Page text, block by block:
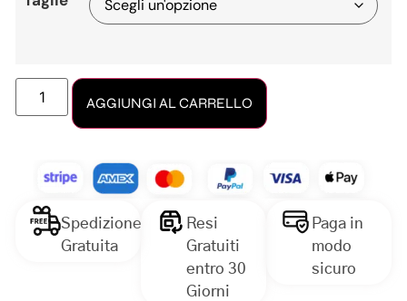
AGGIUNGI AL CARRELLO
Spedizione
Gratuita
Resi
Gratuiti
entro 30
Giorni
Paga in
modo
sicuro